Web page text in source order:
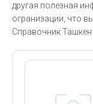
другая полезная
огранизации, что
Справочник